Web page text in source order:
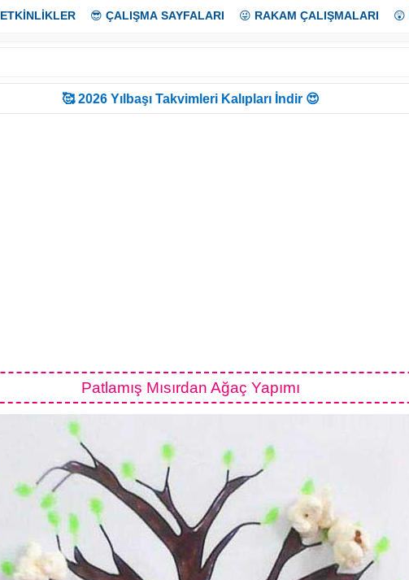
ETKİNLİKLER 😎 ÇALIŞMA SAYFALARI 😜 RAKAM ÇALIŞMALARI 😲
🥰 2026 Yılbaşı Takvimleri Kalıpları İndir 😍
Patlamış Mısırdan Ağaç Yapımı